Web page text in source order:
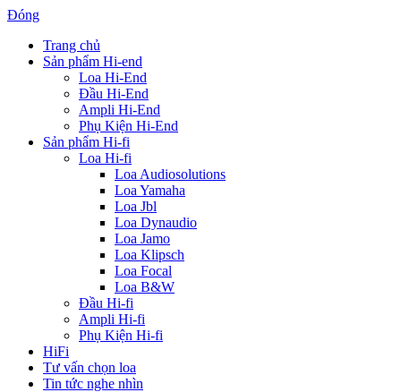
Đóng
Trang chủ
Sản phẩm Hi-end
Loa Hi-End
Đầu Hi-End
Ampli Hi-End
Phụ Kiện Hi-End
Sản phẩm Hi-fi
Loa Hi-fi
Loa Audiosolutions
Loa Yamaha
Loa Jbl
Loa Dynaudio
Loa Jamo
Loa Klipsch
Loa Focal
Loa B&W
Đầu Hi-fi
Ampli Hi-fi
Phụ Kiện Hi-fi
HiFi
Tư vấn chọn loa
Tin tức nghe nhìn